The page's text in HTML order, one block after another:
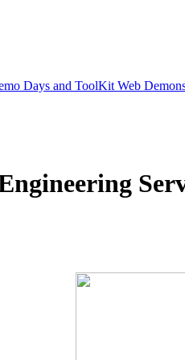
Days and ToolKit Web